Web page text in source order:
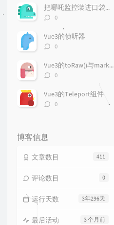
数：
把哪吒监控装进口袋：一款更适合手机使用的 Android 客户端
评
数：
0
Vue3的侦听器
评
数：
0
Vue3的toRaw()与markRaw()
评
数：
0
Vue3的Teleport组件
评
0
博客信息
411
文章数目
0
评论数目
3年296天
运行天数
3 个月前
最后活动